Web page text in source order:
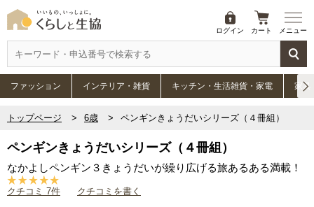
ログイン カート メニュー
ファッション インテリア・雑貨 キッチン・生活雑貨・家電 家具
トップページ 6歳 ペンギンきょうだいシリーズ（４冊組）
ペンギンきょうだいシリーズ（４冊組）
なかよしペンギン３きょうだいが繰り広げる旅あるある満載！
クチコミ 7件 クチコミを書く